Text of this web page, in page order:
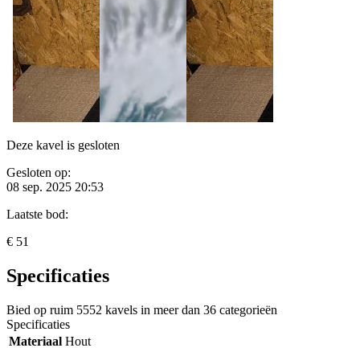
Deze kavel is gesloten
Gesloten op:
08 sep. 2025 20:53
Laatste bod:
€ 51
Specificaties
Bied op ruim 5552 kavels in meer dan 36 categorieën
Specificaties
Materiaal Hout